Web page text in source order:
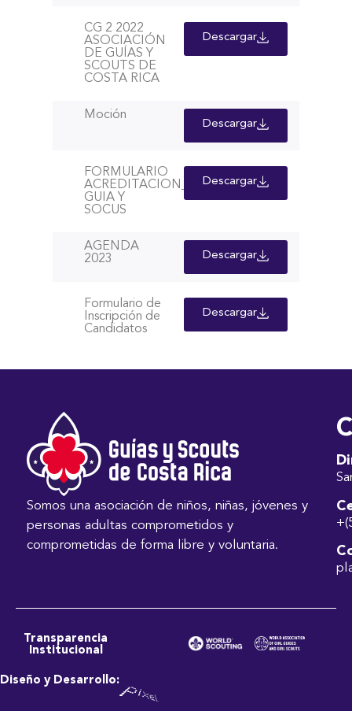
CG 2 2022
ASOCIACIÓN
DE GUÍAS Y
SCOUTS DE
COSTA RICA
Descargar
Moción
Descargar
FORMULARIO
ACREDITACION_DELEGADOS
GUIA Y
SOCUS
Descargar
AGENDA
2023
Descargar
Formulario de
Inscripción de
Candidatos
Descargar
Somos una asociación de niños, niñas, jóvenes y
personas adultas comprometidos y
comprometidas de forma libre y voluntaria.
Transparencia
Institucional
Diseño y Desarrollo: